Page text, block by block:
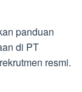
panduan
di PT
resmi.